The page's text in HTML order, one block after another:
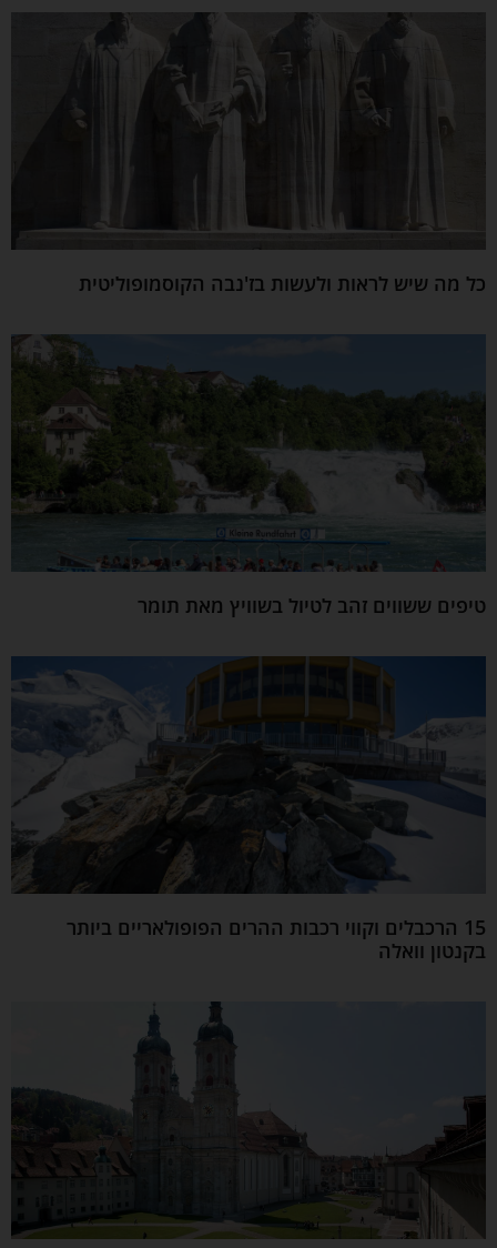
כל מה שיש לראות ולעשות בז'נבה הקוסמופוליטית
טיפים ששווים זהב לטיול בשוויץ מאת תומר
15 הרכבלים וקווי רכבות ההרים הפופולאריים ביותר
בקנטון וואלה